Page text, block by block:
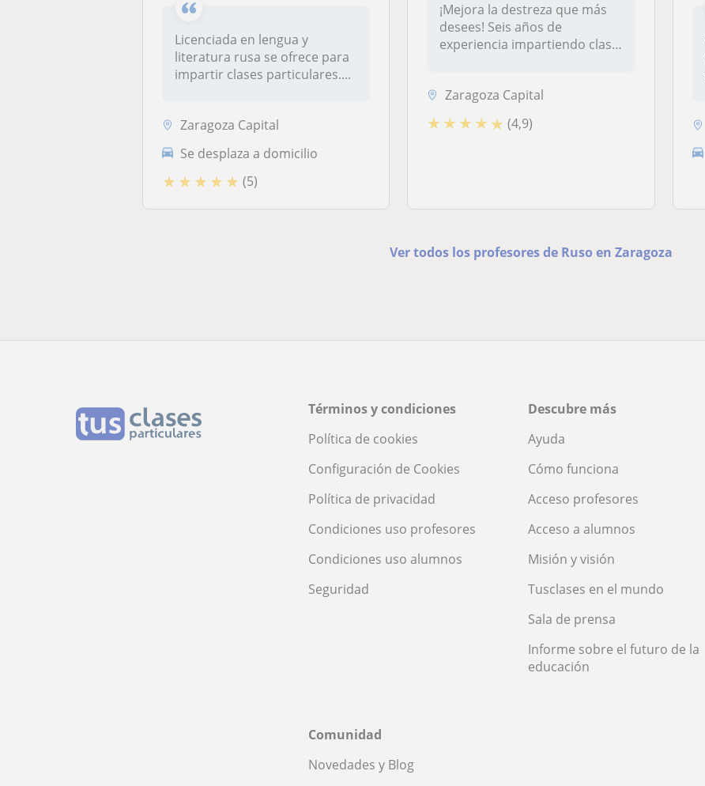
Licenciada en lengua y
literatura rusa se ofrece para
impartir clases particulares....
Zaragoza Capital
Se desplaza a domicilio
★ ★ ★ ★ ★ (5)
¡Mejora la destreza que más
desees! Seis años de
experiencia impartiendo clase
Zaragoza Capital
★ ★ ★ ★ ★ (4,9)
Ver todos los profesores de Ruso en Zaragoza
Términos y condiciones
Política de cookies
Configuración de Cookies
Política de privacidad
Condiciones uso profesores
Condiciones uso alumnos
Seguridad
Descubre más
Ayuda
Cómo funciona
Acceso profesores
Acceso a alumnos
Misión y visión
Tusclases en el mundo
Sala de prensa
Informe sobre el futuro de la
educación
Comunidad
Novedades y Blog